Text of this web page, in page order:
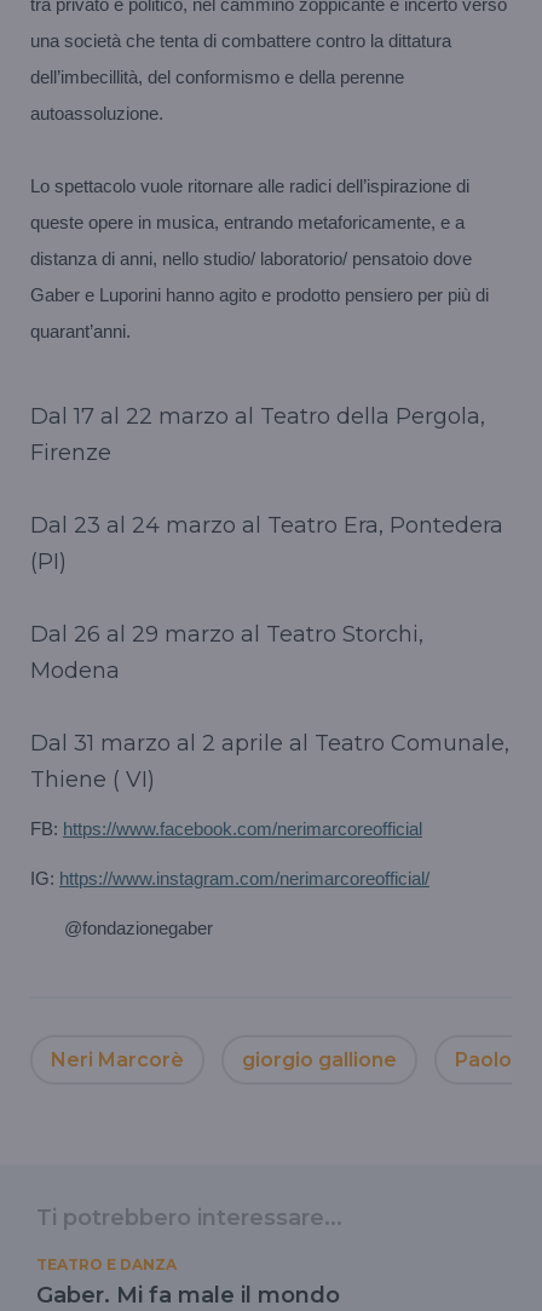
tra privato e politico, nel cammino zoppicante e incerto verso
una società che tenta di combattere contro la dittatura
dell’imbecillità, del conformismo e della perenne
autoassoluzione.
Lo spettacolo vuole ritornare alle radici dell’ispirazione di
queste opere in musica, entrando metaforicamente, e a
distanza di anni, nello studio/ laboratorio/ pensatoio dove
Gaber e Luporini hanno agito e prodotto pensiero per più di
quarant’anni.
Dal 17 al 22 marzo al Teatro della Pergola,
Firenze
Dal 23 al 24 marzo al Teatro Era, Pontedera
(PI)
Dal 26 al 29 marzo al Teatro Storchi,
Modena
Dal 31 marzo al 2 aprile al Teatro Comunale,
Thiene ( VI)
FB: https://www.facebook.com/nerimarcoreofficial
IG: https://www.instagram.com/nerimarcoreofficial/
@fondazionegaber
Neri Marcorè giorgio gallione Paolo
Ti potrebbero interessare...
TEATRO E DANZA
Gaber. Mi fa male il mondo